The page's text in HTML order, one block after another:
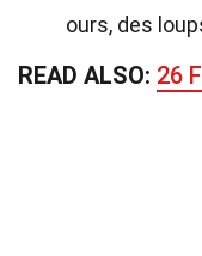
ours, des
READ ALSO: 26